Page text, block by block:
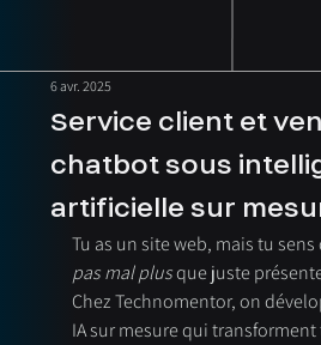
Service client et
chatbot sous
artificielle sur
6 avr. 2025
Tu as un site web, mais tu
pas mal plus que juste
Chez Technomentor, on
IA sur mesure qui